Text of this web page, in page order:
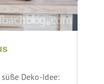
Deko-Idee: